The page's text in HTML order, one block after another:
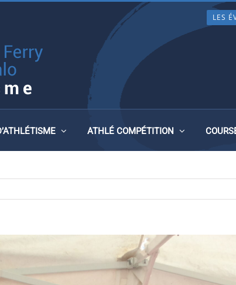
LES
ATHLÉ COMPÉTITION
VÉNISSIEUX (69), LE 6